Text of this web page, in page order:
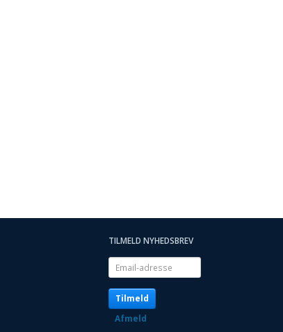
TILMELD NYHEDSBREV
Email-
adresse
Tilmeld
Afmeld